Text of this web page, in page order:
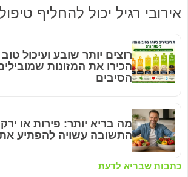
אירובי רגיל יכול להחליף
כתבות שבריא לדעת
רוצים יותר שובע ועיכול
הכירו את המזונות
הסיבים
מה בריא יותר: פירות או
התשובה עשויה להפתיע